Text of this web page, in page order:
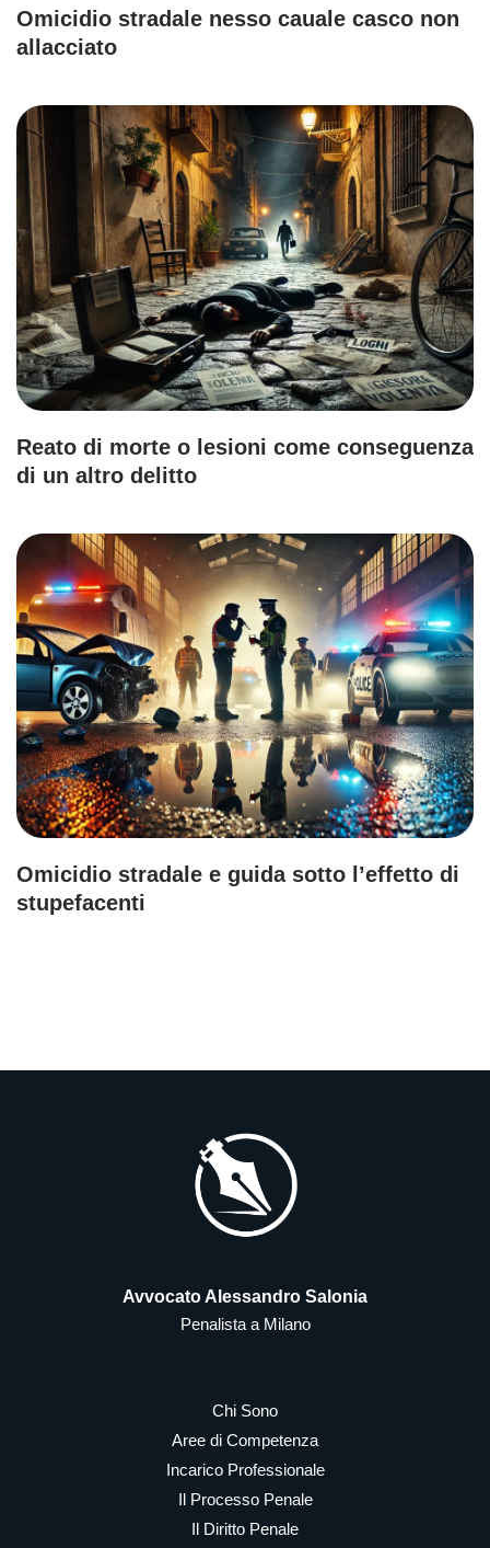
Omicidio stradale nesso cauale casco non
allacciato
Reato di morte o lesioni come conseguenza
di un altro delitto
Omicidio stradale e guida sotto l’effetto di
stupefacenti
Avvocato Alessandro Salonia
Penalista a Milano
Chi Sono
Aree di Competenza
Incarico Professionale
Il Processo Penale
Il Diritto Penale